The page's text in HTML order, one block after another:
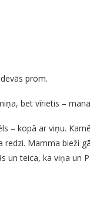
prom.
bet vīrietis –
– kopā ar viņu.
Mamma bieži
un teica, ka viņa un